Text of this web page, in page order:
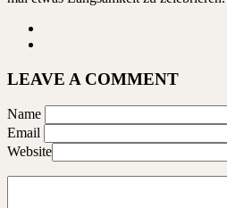
LEAVE A COMMENT
Name
Email
Website